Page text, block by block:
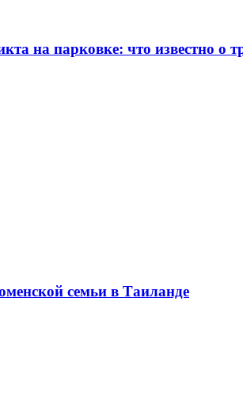
на парковке: что известно о
семьи в Таиланде